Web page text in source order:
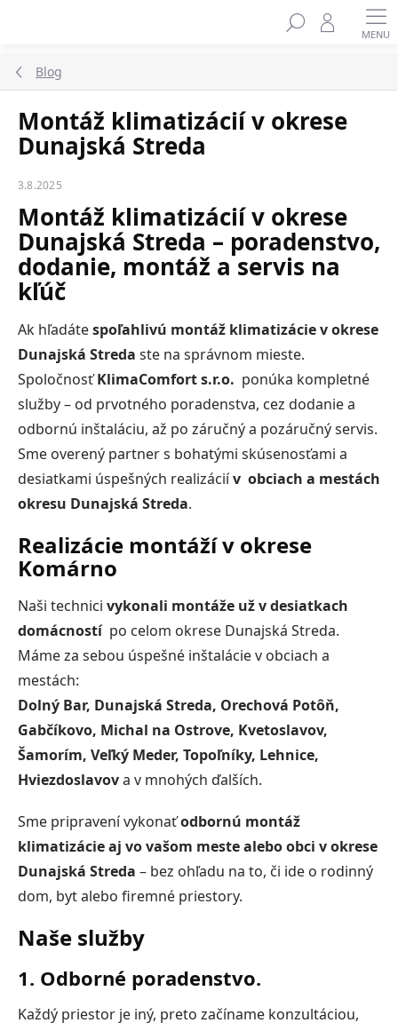
Blog
Montáž klimatizácií v okrese
Dunajská Streda
3.8.2025
Montáž klimatizácií v okrese
Dunajská Streda – poradenstvo,
dodanie, montáž a servis na
kľúč
Ak hľadátespoľahlivú montáž klimatizácie v okrese
Dunajská Streda ste na správnom mieste.
SpoločnosťKlimaComfort s.r.o. ponúka kompletné
služby – od prvotného poradenstva, cez dodanie a
odbornú inštaláciu, až po záručný a pozáručný servis.
Sme overený partner s bohatými skúsenosťami a
desiatkami úspešných realizáciív obciach a mestách
okresu Dunajská Streda.
Realizácie montáží v okrese
Komárno
Naši technici vykonali montáže už v desiatkach
domácností po celom okrese Dunajská Streda.
Máme za sebou úspešné inštalácie v obciach a
mestách:
Dolný Bar, Dunajská Streda, Orechová Potôň,
Gabčíkovo, Michal na Ostrove, Kvetoslavov,
Šamorím, Veľký Meder, Topoľníky, Lehnice,
Hviezdoslavova v mnohých ďalších.
Sme pripravení vykonaťodbornú montáž
klimatizácie aj vo vašom meste alebo obci v okrese
Dunajská Streda – bez ohľadu na to, či ide o rodinný
dom, byt alebo firemné priestory.
Naše služby
1. Odborné poradenstvo.
Každý priestor je iný, preto začíname konzultáciou,